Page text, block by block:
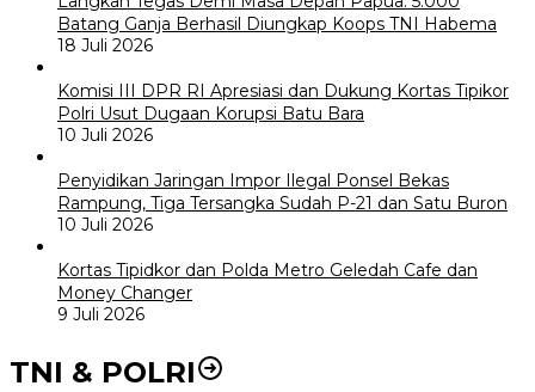
Batang Ganja Berhasil Diungkap Koops TNI Habema
18 Juli 2026
Komisi III DPR RI Apresiasi dan Dukung Kortas Tipikor
Polri Usut Dugaan Korupsi Batu Bara
10 Juli 2026
Penyidikan Jaringan Impor Ilegal Ponsel Bekas
Rampung, Tiga Tersangka Sudah P-21 dan Satu Buron
10 Juli 2026
Kortas Tipidkor dan Polda Metro Geledah Cafe dan
Money Changer
9 Juli 2026
TNI & POLRI